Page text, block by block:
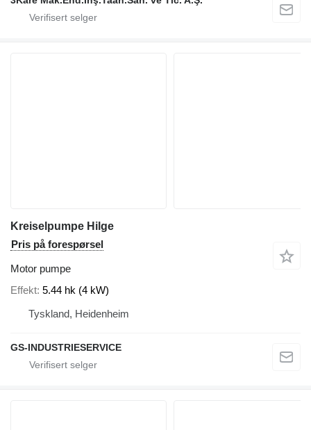
Kreiselpumpe Hilge
Pris på forespørsel
Motor pumpe
Effekt 5.44 hk (4 kW)
Tyskland, Heidenheim
GS-INDUSTRIESERVICE